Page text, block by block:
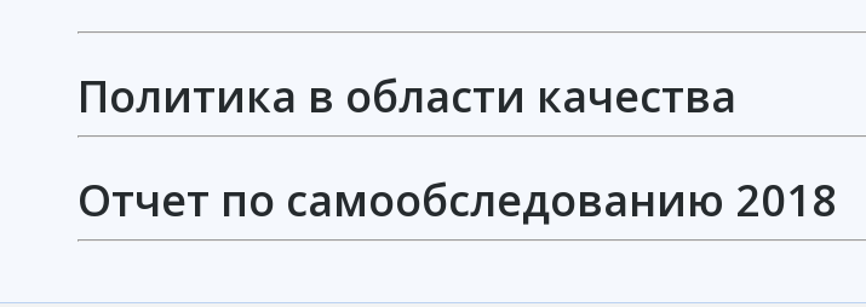
Политика в области качества
Отчет по самообследованию 2018